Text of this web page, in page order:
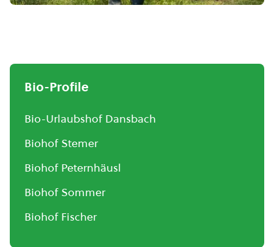
Bio-Profile
Bio-Urlaubshof Dansbach
Biohof Stemer
Biohof Peternhäusl
Biohof Sommer
Biohof Fischer